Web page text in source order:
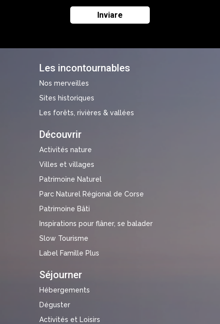
Les incontournables
Nos merveilles
Sites historiques
Les forêts, rivières & vallées
Découvrir
Activités nature
Villes et villages
Patrimoine Naturel
Parc Naturel Régional de Corse
Patrimoine Bâti
Inspirations pour flâner, se balader
Slow Tourisme
Label Famille Plus
Séjourner
Hébergements
Déguster
Activités et Loisirs